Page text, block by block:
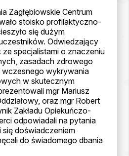
Zagłębiowskie Centrum
stoisko profilaktyczno-
się dużym
Odwiedzający
specjalistami o znaczeniu
zasadach zdrowego
wykrywania
w skutecznym
mgr Mariusz
oraz mgr Robert
Zakładu Opiekuńczo-
odpowiadali na pytania
się doświadczeniem
do świadomego dbania